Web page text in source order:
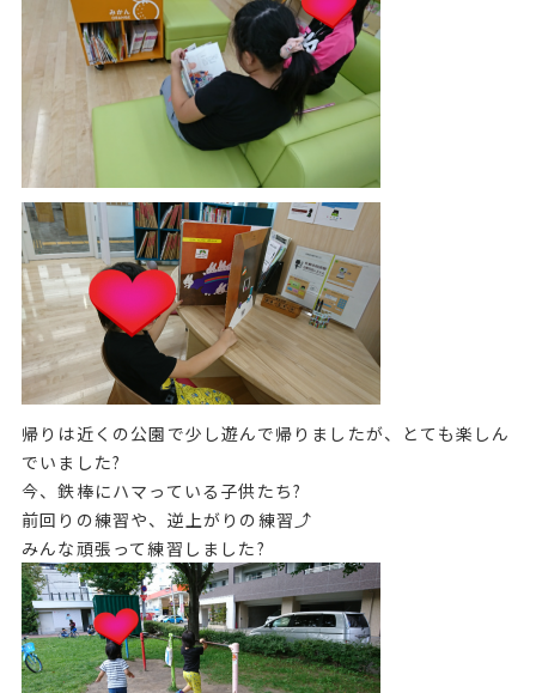
帰りは近くの公園で少し遊んで帰りましたが、とても楽しん
でいました?
今、鉄棒にハマっている子供たち?
前回りの練習や、逆上がりの練習⤴️
みんな頑張って練習しました?